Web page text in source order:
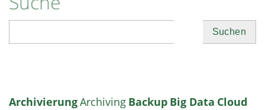
ArchivierungArchiving Backup Big Data Cloud